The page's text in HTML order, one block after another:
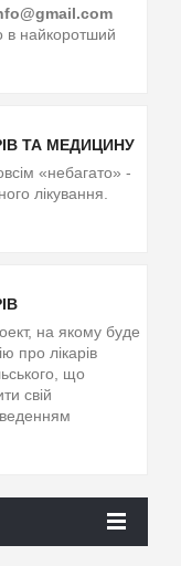
в найкоротший
ТА МЕДИЦИНУ
«небагато» -
лікування.
на якому буде
про лікарів
що
свій